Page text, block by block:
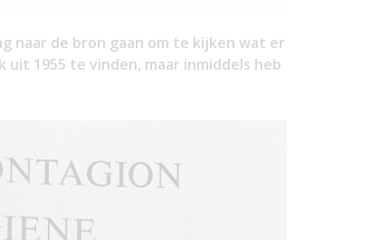
naar de bron gaan om te kijken wat er
1955 te vinden, maar inmiddels heb